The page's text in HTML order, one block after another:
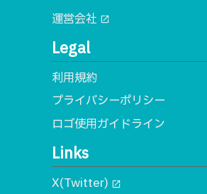
運営会社 open_in_new
Legal
利用規約
プライバシーポリシー
ロゴ使用ガイドライン
Links
X(Twitter) open_in_new